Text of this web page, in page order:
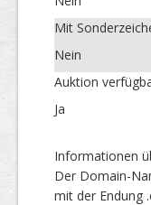
Mit
Nein
Auktion
Ja
Informationen
Der Domain-
mit der Endung